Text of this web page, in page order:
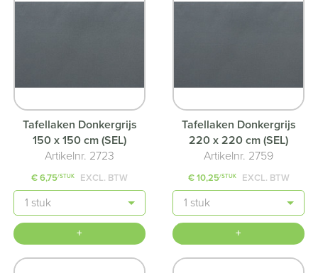
Tafellaken Donkergrijs
150 x 150 cm (SEL)
Artikelnr. 2723
€ 6,75/STUK EXCL. BTW
Aantal
+
Tafellaken Donkergrijs
220 x 220 cm (SEL)
Artikelnr. 2759
€ 10,25/STUK EXCL. BTW
Aantal
+